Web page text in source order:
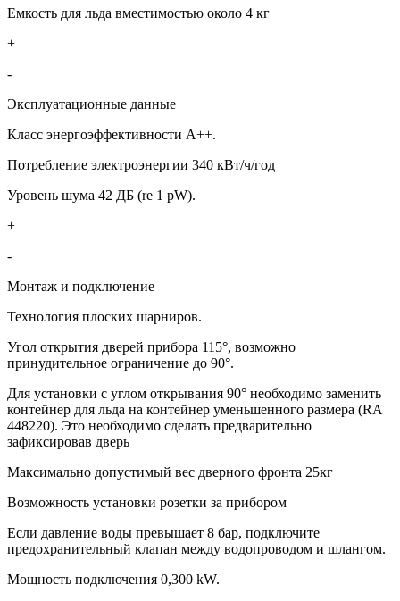
Емкость для льда вместимостью около 4 кг
+
-
Эксплуатационные данные
Класс энергоэффективности A++.
Потребление электроэнергии 340 кВт/ч/год
Уровень шума 42 ДБ (re 1 pW).
+
-
Монтаж и подключение
Технология плоских шарниров.
Угол открытия дверей прибора 115°, возможно
принудительное ограничение до 90°.
Для установки с углом открывания 90° необходимо заменить
контейнер для льда на контейнер уменьшенного размера (RA
448220). Это необходимо сделать предварительно
зафиксировав дверь
Максимально допустимый вес дверного фронта 25кг
Возможность установки розетки за прибором
Если давление воды превышает 8 бар, подключите
предохранительный клапан между водопроводом и шлангом.
Мощность подключения 0,300 kW.